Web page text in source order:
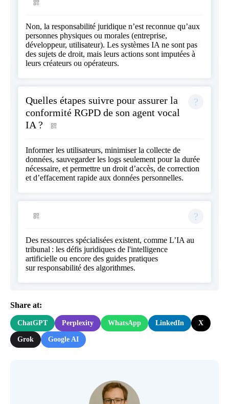
Non, la responsabilité juridique n’est reconnue qu’aux
personnes physiques ou morales (entreprise,
développeur, utilisateur). Les systèmes IA ne sont pas
des sujets de droit, mais leurs actions sont imputées à
leurs créateurs ou opérateurs.
Quelles étapes suivre pour assurer la
conformité RGPD de son agent vocal
IA ?
Informer les utilisateurs, minimiser la collecte de
données, sauvegarder les logs seulement pour la durée
nécessaire, et permettre un droit d’accès, de correction
et d’effacement rapide aux données personnelles.
Des ressources spécialisées existent, comme L’IA au
tribunal : les défis juridiques de l'intelligence
artificielle ou encore des guides pratiques
surresponsabilité des algorithmes.
Share at:
ChatGPT Perplexity WhatsApp LinkedIn X
Grok Google AI